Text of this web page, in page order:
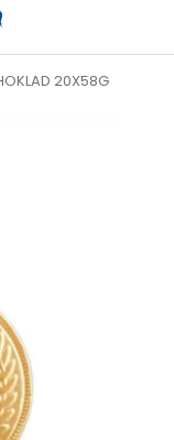
20X58G